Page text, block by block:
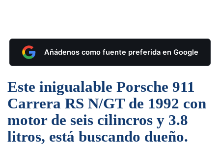
Añádenos como fuente preferida en Google
Este inigualable Porsche 911
Carrera RS N/GT de 1992 con
motor de seis cilincros y 3.8
litros, está buscando dueño.